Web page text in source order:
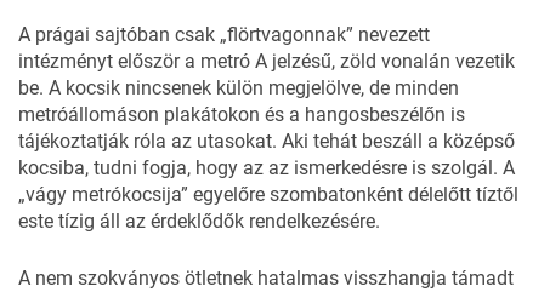
A prágai sajtóban csak „flörtvagonnak” nevezett
intézményt először a metró A jelzésű, zöld vonalán vezetik
be. A kocsik nincsenek külön megjelölve, de minden
metróállomáson plakátokon és a hangosbeszélőn is
tájékoztatják róla az utasokat. Aki tehát beszáll a középső
kocsiba, tudni fogja, hogy az az ismerkedésre is szolgál. A
„vágy metrókocsija” egyelőre szombatonként délelőtt tíztől
este tízig áll az érdeklődők rendelkezésére.
A nem szokványos ötletnek hatalmas visszhangja támadt